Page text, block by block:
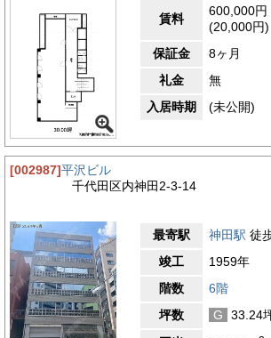
賃料
600,000円
(20,000円)
保証金
8ヶ月
礼金
無
入居時期
(未公開)
[002987]平沢ビル
千代田区内神田2-3-14
最寄駅 神田駅 徒
竣工
1959年
階数
6階
坪数
G
33.24